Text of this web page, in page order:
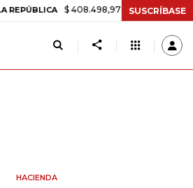
$ 408.498,97 +$ 8.753,81 +2,19%
SUSCRÍBASE
HACIENDA